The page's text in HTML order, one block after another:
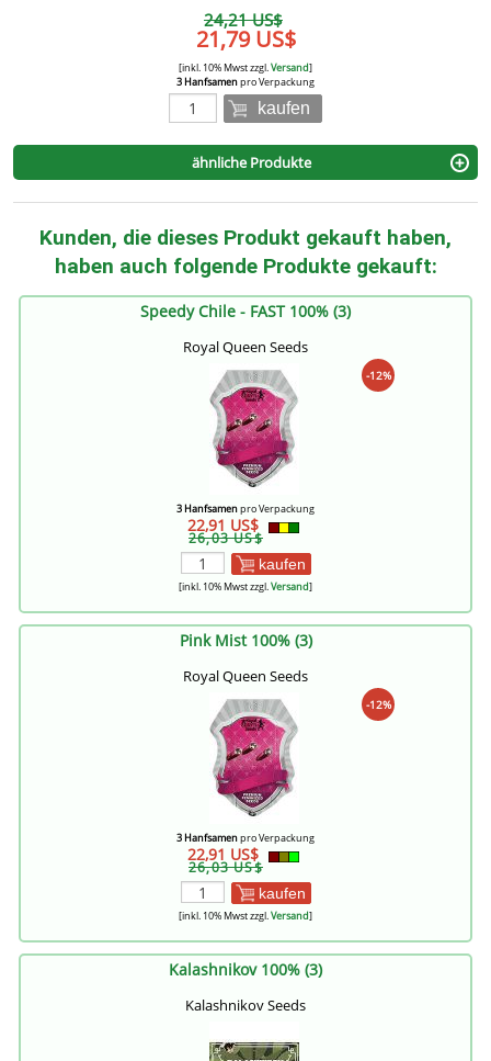
24,21 US$
21,79 US$
[inkl. 10% Mwst zzgl.Versand]
3 Hanfsamenpro Verpackung
kaufen
ähnliche Produkte
Kunden, die dieses Produkt gekauft haben,
haben auch folgende Produkte gekauft:
Speedy Chile - FAST 100% (3)
Royal Queen Seeds
-12%
3 Hanfsamenpro Verpackung
22,91 US$
26,03 US$
kaufen
[inkl. 10% Mwst zzgl.Versand]
Pink Mist 100% (3)
Royal Queen Seeds
-12%
3 Hanfsamenpro Verpackung
22,91 US$
26,03 US$
kaufen
[inkl. 10% Mwst zzgl.Versand]
Kalashnikov 100% (3)
Kalashnikov Seeds